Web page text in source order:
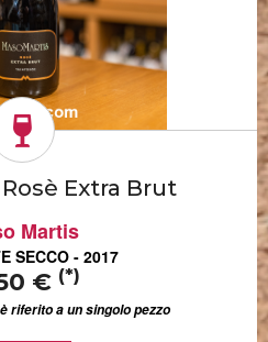
Extra Brut
Martis
SECCO - 2017
€ (*)
riferito a un singolo pezzo